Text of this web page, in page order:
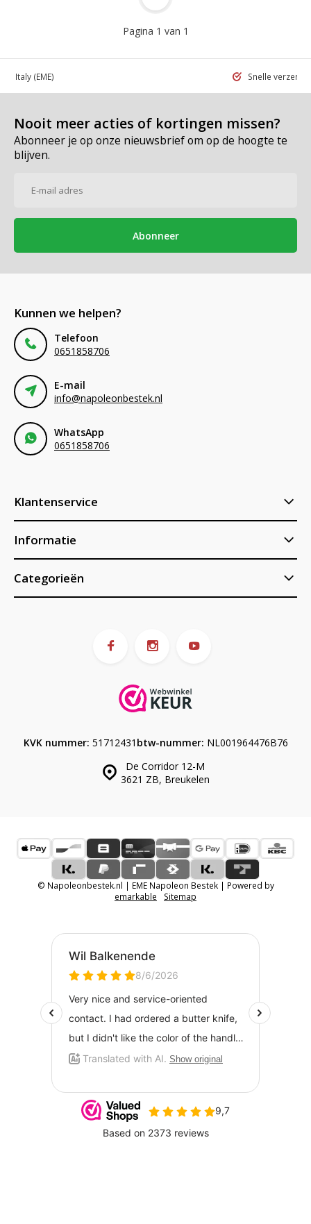
Pagina 1 van 1
in Italy (EME) Snelle
Nooit meer acties of kortingen missen?
Abonneer je op onze nieuwsbrief om op de hoogte te
blijven.
Abonneer
Kunnen we helpen?
Telefoon
0651858706
E-mail
info@napoleonbestek.nl
WhatsApp
0651858706
Klantenservice
Informatie
Categorieën
De Corridor 12-M
3621 ZB, Breukelen
KVK nummer: 51712431 btw-nummer: NL001964476B76
© Napoleonbestek.nl | EME Napoleon Bestek | Powered by
emarkable
Sitemap